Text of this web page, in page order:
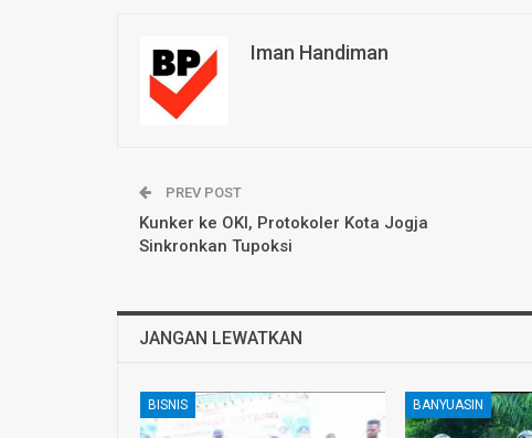
Iman Handiman
PREV POST
Kunker ke OKI, Protokoler Kota Jogja
Sinkronkan Tupoksi
JANGAN LEWATKAN
BISNIS BANYUASIN